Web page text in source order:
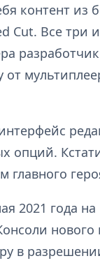
контент из
Все три
опций.
главного
2021 года
в